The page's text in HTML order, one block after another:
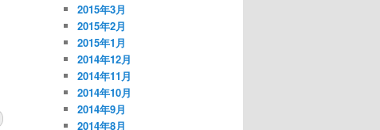
2015年3月
2015年2月
2015年1月
2014年12月
2014年11月
2014年10月
2014年9月
2014年8月